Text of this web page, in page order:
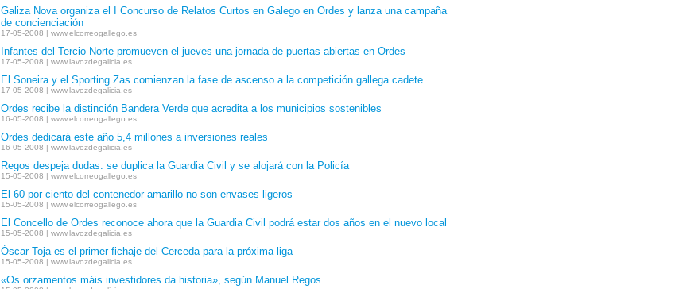
Galiza Nova organiza el I Concurso de Relatos Curtos en Galego en Ordes y lanza una campaña
de concienciación
17-05-2008 | www.elcorreogallego.es
Infantes del Tercio Norte promueven el jueves una jornada de puertas abiertas en Ordes
17-05-2008 | www.lavozdegalicia.es
El Soneira y el Sporting Zas comienzan la fase de ascenso a la competición gallega cadete
17-05-2008 | www.lavozdegalicia.es
Ordes recibe la distinción Bandera Verde que acredita a los municipios sostenibles
16-05-2008 | www.elcorreogallego.es
Ordes dedicará este año 5,4 millones a inversiones reales
16-05-2008 | www.lavozdegalicia.es
Regos despeja dudas: se duplica la Guardia Civil y se alojará con la Policía
15-05-2008 | www.elcorreogallego.es
El 60 por ciento del contenedor amarillo no son envases ligeros
15-05-2008 | www.elcorreogallego.es
El Concello de Ordes reconoce ahora que la Guardia Civil podrá estar dos años en el nuevo local
15-05-2008 | www.lavozdegalicia.es
Óscar Toja es el primer fichaje del Cerceda para la próxima liga
15-05-2008 | www.lavozdegalicia.es
«Os orzamentos máis investidores da historia», según Manuel Regos